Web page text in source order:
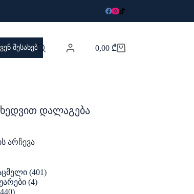
შესახებ
Shopping
0,00 ₾
დალაგება
არჩევა
401401
44
440440